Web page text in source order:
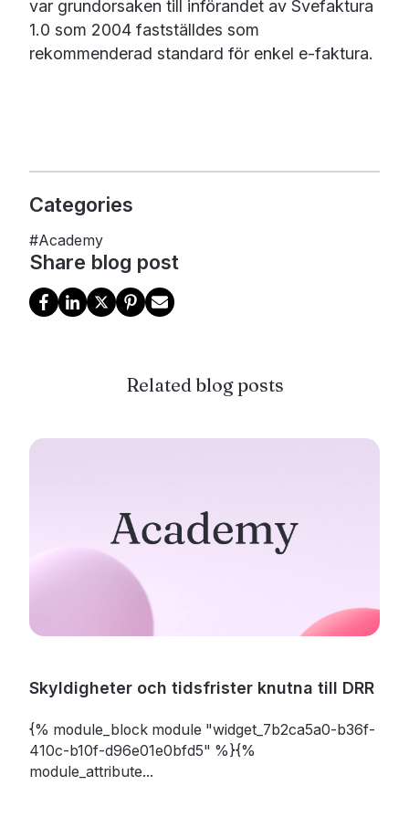
var grundorsaken till införandet av Svefaktura
1.0 som 2004 fastställdes som
rekommenderad standard för enkel e-faktura.
Categories
#Academy
Share blog post
Related blog posts
Skyldigheter och tidsfrister knutna till DRR
{% module_block module "widget_7b2ca5a0-b36f-
410c-b10f-d96e01e0bfd5" %}{%
module_attribute...